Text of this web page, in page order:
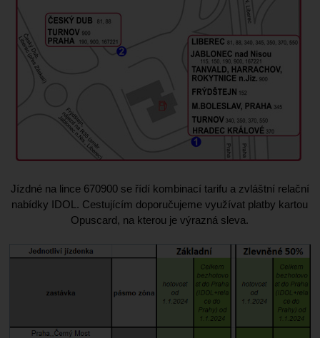
Jízdné na lince 670900 se řídí kombinací tarifu a zvláštní relační
nabídky IDOL. Cestujícím doporučujeme využívat platby kartou
Opuscard, na kterou je výrazná sleva.